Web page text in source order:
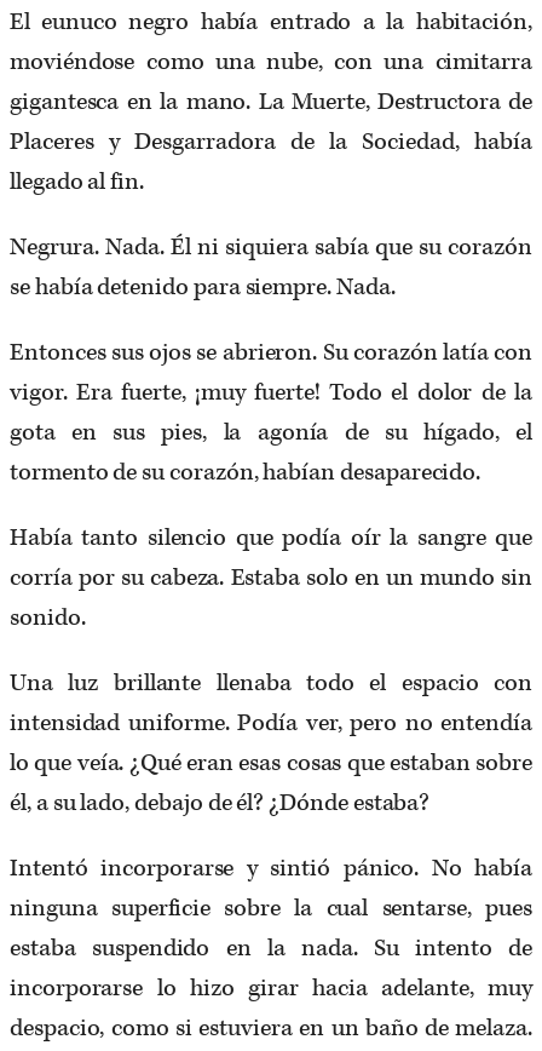
El eunuco negro había entrado a la habitación,
moviéndose como una nube, con una cimitarra
gigantesca en la mano. La Muerte, Destructora de
Placeres y Desgarradora de la Sociedad, había
llegado al fin.
Negrura. Nada. Él ni siquiera sabía que su corazón
se había detenido para siempre. Nada.
Entonces sus ojos se abrieron. Su corazón latía con
vigor. Era fuerte, ¡muy fuerte! Todo el dolor de la
gota en sus pies, la agonía de su hígado, el
tormento de su corazón, habían desaparecido.
Había tanto silencio que podía oír la sangre que
corría por su cabeza. Estaba solo en un mundo sin
sonido.
Una luz brillante llenaba todo el espacio con
intensidad uniforme. Podía ver, pero no entendía
lo que veía. ¿Qué eran esas cosas que estaban sobre
él, a su lado, debajo de él? ¿Dónde estaba?
Intentó incorporarse y sintió pánico. No había
ninguna superficie sobre la cual sentarse, pues
estaba suspendido en la nada. Su intento de
incorporarse lo hizo girar hacia adelante, muy
despacio, como si estuviera en un baño de melaza.